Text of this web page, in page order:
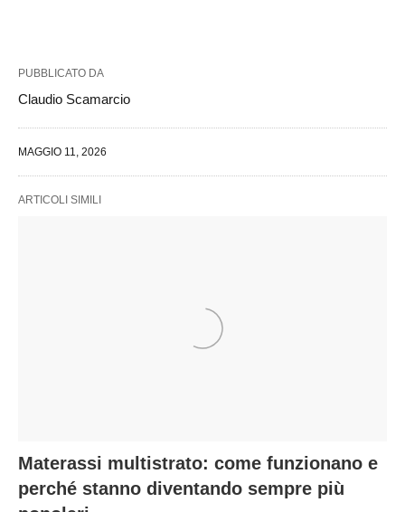
PUBBLICATO DA
Claudio Scamarcio
MAGGIO 11, 2026
ARTICOLI SIMILI
Materassi multistrato: come funzionano e
perché stanno diventando sempre più